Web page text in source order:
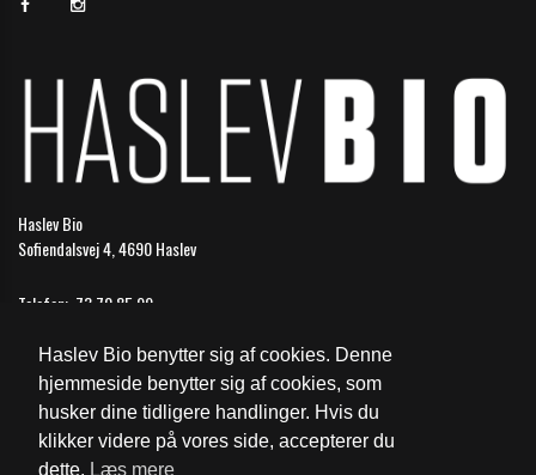
Haslev Bio benytter sig af cookies. Denne
hjemmeside benytter sig af cookies, som
husker dine tidligere handlinger. Hvis du
klikker videre på vores side, accepterer du
dette. Læs mere
Haslev Bio
Sofiendalsvej 4, 4690 Haslev
Telefon: 73 70 85 99
Åbningstider
Cookie- og privatlivspolitik